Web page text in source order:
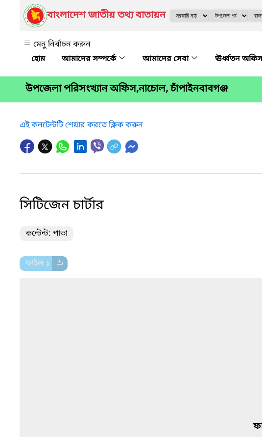
বাংলাদেশ জাতীয় তথ্য বাতায়ন
মেনু নির্বাচন করুন
আমাদের সম্পর্কে
আমাদের সেবা ঊর্ধ্বতন
উপজেলা পরিসংখ্যান অফিস,নাচোল, চাঁপাইনবাবগঞ্জ
এই কনটেন্টটি শেয়ার করতে ক্লিক করুন
সিটিজেন চার্টার
কন্টেন্ট: পাতা
ফাইল ১